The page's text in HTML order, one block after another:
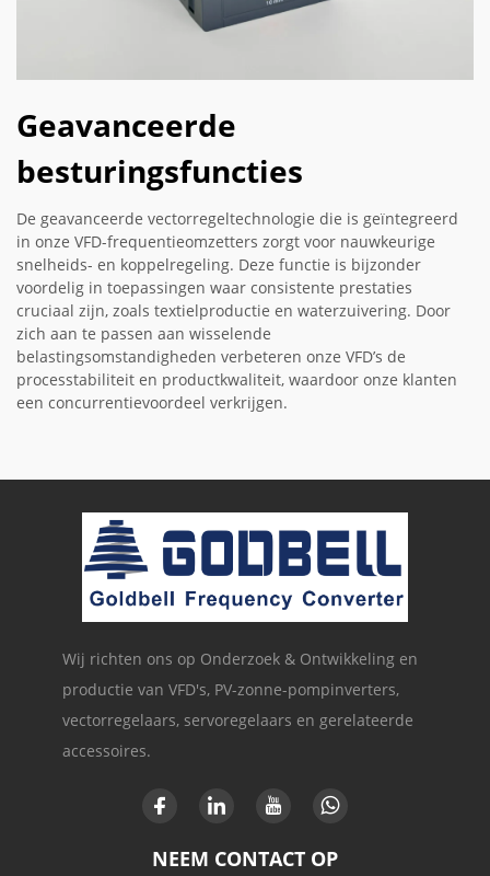
Geavanceerde
besturingsfuncties
De geavanceerde vectorregeltechnologie die is geïntegreerd
in onze VFD-frequentieomzetters zorgt voor nauwkeurige
snelheids- en koppelregeling. Deze functie is bijzonder
voordelig in toepassingen waar consistente prestaties
cruciaal zijn, zoals textielproductie en waterzuivering. Door
zich aan te passen aan wisselende
belastingsomstandigheden verbeteren onze VFD’s de
processtabiliteit en productkwaliteit, waardoor onze klanten
een concurrentievoordeel verkrijgen.
Wij richten ons op Onderzoek & Ontwikkeling en
productie van VFD's, PV-zonne-pompinverters,
vectorregelaars, servoregelaars en gerelateerde
accessoires.
NEEM CONTACT OP